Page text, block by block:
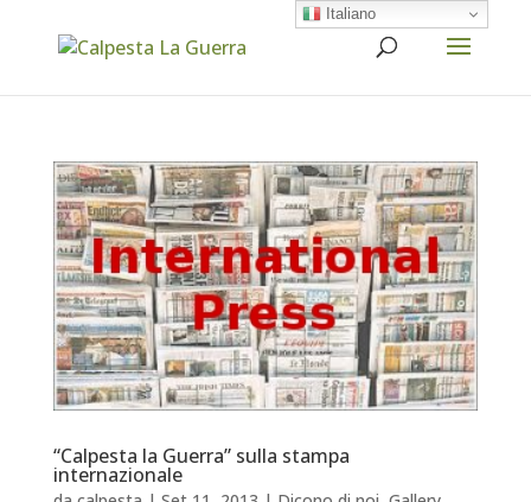
“Calpesta la Guerra” sulla stampa
internazionale
Italiano